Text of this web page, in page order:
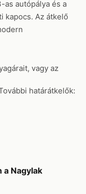
as autópálya és a
kapocs. Az átkelő
vagy az
határátkelők:
a Nagylak